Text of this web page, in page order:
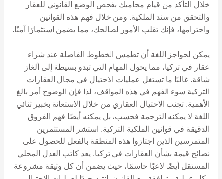
خلال التأكد من قيام محاميك بفحص الوضع القانوني للعقار
والتحقق من سند الملكية. ومن خلال فهم هذه القوانين
واحترامها، فإنك تقلب الأمور لصالحك، مما يضمن استثمارًا آمنًا.
يمكن لحواجز اللغة أن تطمس الخطوط الفاصلة عند شراء
عقار في تركيا، مما يحول المهام التي تبدو بسيطة إلى ألغاز
شاقة. غالبًا ما تستغل عمليات الاحتيال في مجال العقارات
التركية سوء الفهم في هذه المواقف، لذا فإن الوضوح أمر بالغ
الأهمية. تجنب الاحتيال العقاري من خلال الاستعانة بخبير ثنائي
اللغة لا يمكنه الترجمة فحسب، بل يمكنه أيضًا فهم الفروق
الدقيقة في قوانين الملكية التركية. استشر المستثمرين
المتمرسين الذين اجتازوا هذه المنطقة بالفعل للحصول على
نصائح قيمة بشأن العقارات في تركيا. يعد كاتب العدل المحلي
المستقل أيضًا لاعبًا حاسمًا، حيث يضمن أن كل وثيقة مشروعة